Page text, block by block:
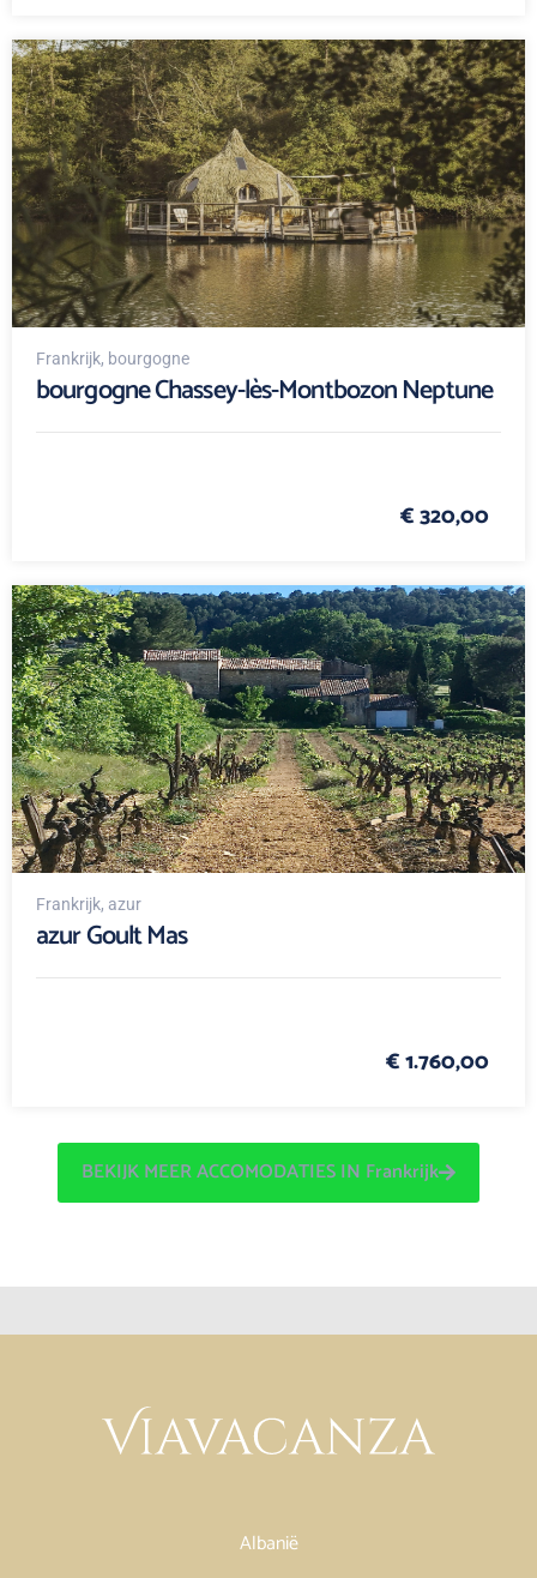
Frankrijk, bourgogne
bourgogne Chassey-lès-Montbozon Neptune
€ 320,00
Frankrijk, azur
azur Goult Mas
€ 1.760,00
BEKIJK MEER ACCOMODATIES IN Frankrijk
Albanië